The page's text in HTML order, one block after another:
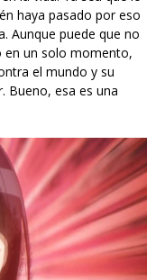
haya pasado por eso
Aunque puede que no
en un solo momento,
el mundo y su
Bueno, esa es una